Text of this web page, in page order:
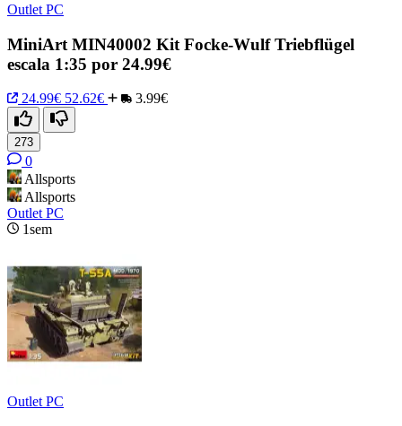
Outlet PC
MiniArt MIN40002 Kit Focke-Wulf Triebflügel
escala 1:35 por 24.99€
24.99€ 52.62€ 3.99€
273
0
Allsports
Allsports
Outlet PC
1sem
Outlet PC